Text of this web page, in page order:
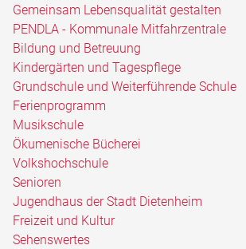
Gemeinsam Lebensqualität gestalten
PENDLA - Kommunale Mitfahrzentrale
Bildung und Betreuung
Kindergärten und Tagespflege
Grundschule und Weiterführende Schule
Ferienprogramm
Musikschule
Ökumenische Bücherei
Volkshochschule
Senioren
Jugendhaus der Stadt Dietenheim
Freizeit und Kultur
Sehenswertes